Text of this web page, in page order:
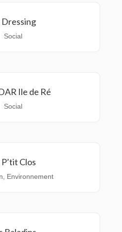
Dressing
Social
Ile de Ré
Social
P’tit Clos
Environnement